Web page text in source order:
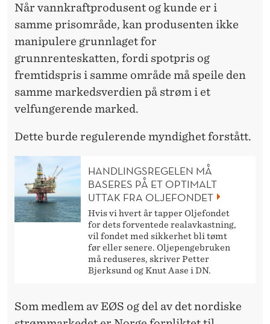
Når vannkraftprodusent og kunde er i
samme prisområde, kan produsenten ikke
manipulere grunnlaget for
grunnrenteskatten, fordi spotpris og
fremtidspris i samme område må speile den
samme markedsverdien på strøm i et
velfungerende marked.
Dette burde regulerende myndighet forstått.
HANDLINGSREGELEN MÅ
BASERES PÅ ET OPTIMALT
UTTAK FRA OLJEFONDET
Hvis vi hvert år tapper Oljefondet
for dets forventede realavkastning,
vil fondet med sikkerhet bli tømt
før eller senere. Oljepengebruken
må reduseres, skriver Petter
Bjerksund og Knut Aase i DN.
Som medlem av EØS og del av det nordiske